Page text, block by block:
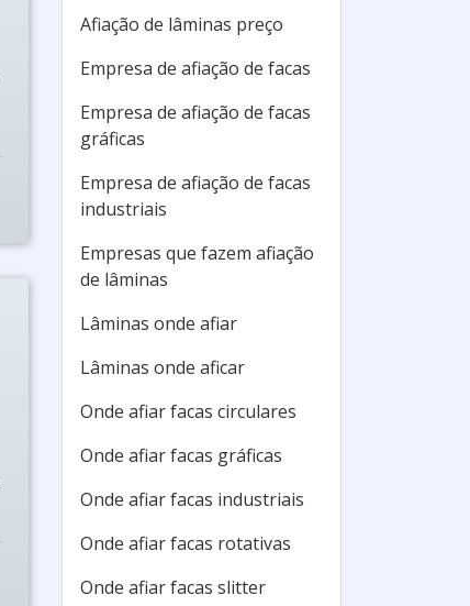
Afiação de lâminas preço
Empresa de afiação de facas
Empresa de afiação de facas
gráficas
Empresa de afiação de facas
industriais
Empresas que fazem afiação
de lâminas
Lâminas onde afiar
Lâminas onde aficar
Onde afiar facas circulares
Onde afiar facas gráficas
Onde afiar facas industriais
Onde afiar facas rotativas
Onde afiar facas slitter